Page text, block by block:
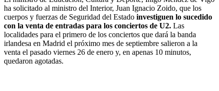
ha solicitado al ministro del Interior, Juan Ignacio Zoido, que los
cuerpos y fuerzas de Seguridad del Estado investiguen lo sucedido
con la venta de entradas para los conciertos de U2. Las
localidades para el primero de los conciertos que dará la banda
irlandesa en Madrid el próximo mes de septiembre salieron a la
venta el pasado viernes 26 de enero y, en apenas 10 minutos,
quedaron agotadas.